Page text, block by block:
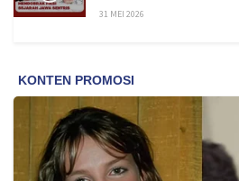
31 MEI 2026